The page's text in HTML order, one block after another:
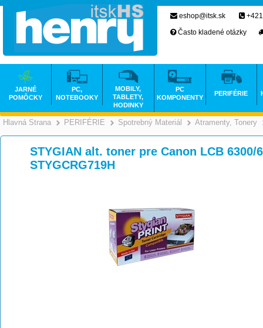
Hlavná Strana >
PERIFÉRIE >
Spotrebný Materiál >
Atramenty, Tonery
STYGIAN alt. toner pre Canon LCB 6300/
STYGCRG719H
eshop@itsk.sk
Často kladené otázky
JARNÉ
POMÔCKY
PC,
NOTEBOOKY
MOBILY,
TABLETY,
HODINKY
PC
KOMPONENTY
PERIFÉRIE